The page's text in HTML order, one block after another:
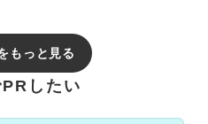
もっと見る
したい